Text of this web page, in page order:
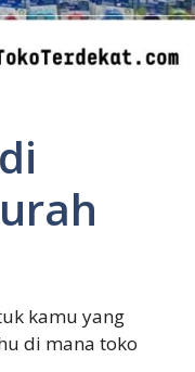
kamu yang
di mana toko